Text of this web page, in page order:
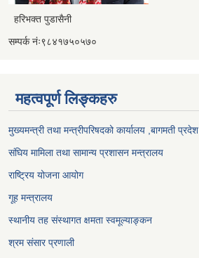
हरिभक्त पुडासैनी
सम्पर्क नंः९८४१७५०५७०
महत्वपूर्ण लिङ्कहरु
मुख्यमन्त्री तथा मन्त्रीपरिषदको कार्यालय ,बागमती प्रदेश
संघिय मामिला तथा सामान्य प्रशासन मन्त्रालय
राष्ट्रिय योजना आयोग
गूह मन्त्रालय
स्थानीय तह संस्थागत क्षमता स्वमूल्याङ्कन
श्रम संसार प्रणाली